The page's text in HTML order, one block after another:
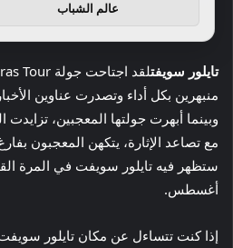
تايلور سويفت
منبهرين بكل أداء وتصدرت عناوين
وبينما أبهرت جولتها المعجبين، تزايدت
مع تصاعد الإثارة، يتكهن المعجبون
أغسطس.
إذا كنت تتساءل عن مكان تايلور
عالم الشباب